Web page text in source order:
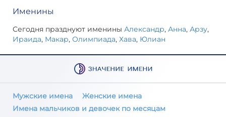
Именины
Сегодня празднуют именины Александр, Анна, Арзу,
Ираида, Макар, Олимпиада, Хава, Юлиан
Мужские имена
Женские имена
Имена мальчиков и девочек по месяцам